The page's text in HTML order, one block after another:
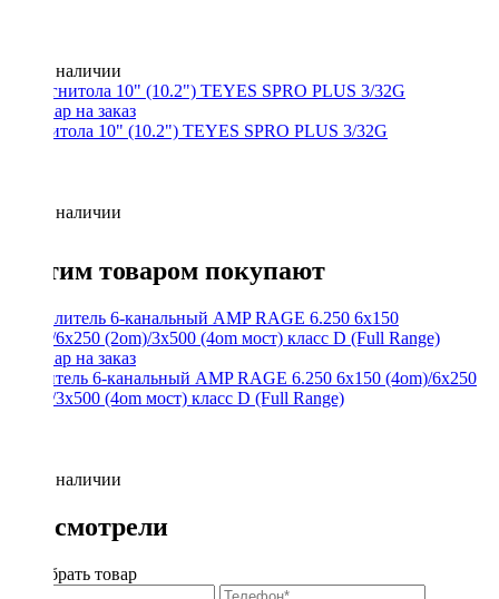
Нет в наличии
Магнитола 10" (10.2") TEYES SPRO PLUS 3/32G
Нет в наличии
С этим товаром покупают
Усилитель 6-канальный AMP RAGE 6.250 6x150 (4om)/6x250
(2om)/3x500 (4om мост) класс D (Full Range)
Нет в наличии
Вы смотрели
Подобрать товар